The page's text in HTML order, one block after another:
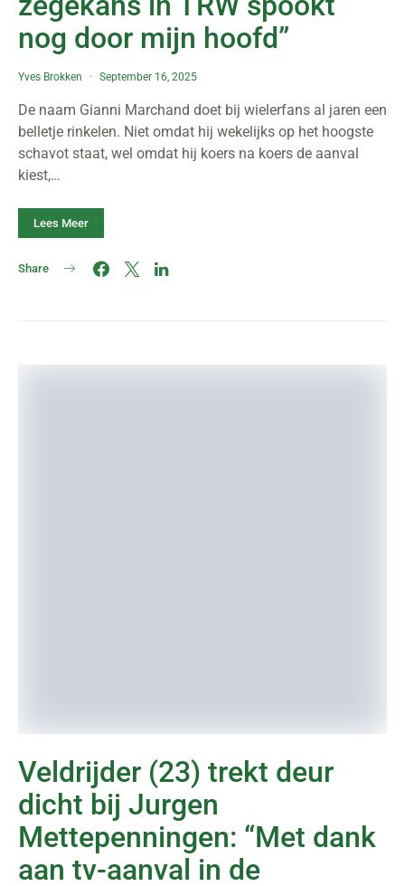
nog door mijn hoofd”
Yves Brokken September 16, 2025
De naam Gianni Marchand doet bij wielerfans al jaren een
belletje rinkelen. Niet omdat hij wekelijks op het hoogste
schavot staat, wel omdat hij koers na koers de aanval
kiest,…
Lees Meer
Share
Veldrijder (23) trekt deur
dicht bij Jurgen
Mettepenningen: “Met dank
aan tv-aanval in de